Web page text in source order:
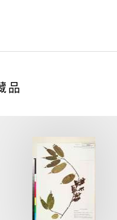
品